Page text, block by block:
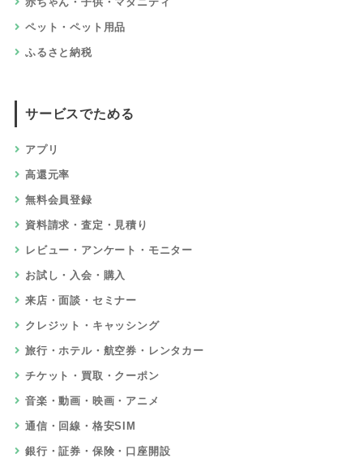
ペット・ペット用品
ふるさと納税
サービスでためる
アプリ
高還元率
無料会員登録
資料請求・査定・見積り
レビュー・アンケート・モニター
お試し・入会・購入
来店・面談・セミナー
クレジット・キャッシング
旅行・ホテル・航空券・レンタカー
チケット・買取・クーポン
音楽・動画・映画・アニメ
通信・回線・格安SIM
銀行・証券・保険・口座開設